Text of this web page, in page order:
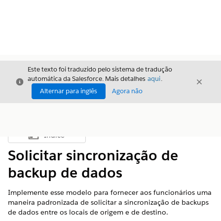
Fechar
Este texto foi traduzido pelo sistema de tradução
automática da Salesforce. Mais detalhes aqui.
Alternar para inglês
Agora não
Fechar
Mostrar índice
Índice
Solicitar sincronização de
backup de dados
Implemente esse modelo para fornecer aos funcionários uma
maneira padronizada de solicitar a sincronização de backups
de dados entre os locais de origem e de destino.